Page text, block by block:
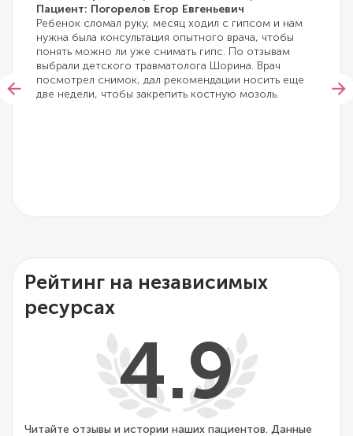
Пациент: Погорелов Егор Евгеньевич
Ребенок сломал руку, месяц ходил с гипсом и нам
нужна была консультация опытного врача, чтобы
понять можно ли уже снимать гипс. По отзывам
выбрали детского травматолога Шорина. Врач
посмотрел снимок, дал рекомендации носить еще
две недели, чтобы закрепить костную мозоль.
Рейтинг на независимых
ресурсах
4.9
Читайте отзывы и истории наших пациентов. Данные